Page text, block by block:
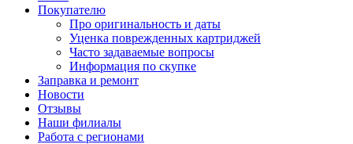
Покупателю
Про оригинальность и даты
Уценка поврежденных картриджей
Часто задаваемые вопросы
Информация по скупке
Заправка и ремонт
Новости
Отзывы
Наши филиалы
Работа с регионами